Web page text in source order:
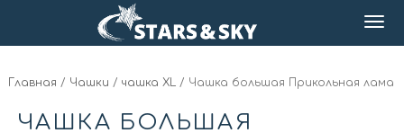
Главная / Чашки / чашка XL / Чашка большая Прикольная лама
ЧАШКА БОЛЬШАЯ